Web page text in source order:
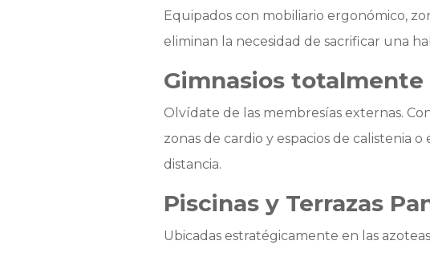
Equipados con mobiliario ergonómico,
eliminan la necesidad de sacrificar una
Gimnasios totalmente
Olvídate de las membresías externas.
zonas de cardio y espacios de calistenia
distancia.
Piscinas y Terrazas
Ubicadas estratégicamente en las